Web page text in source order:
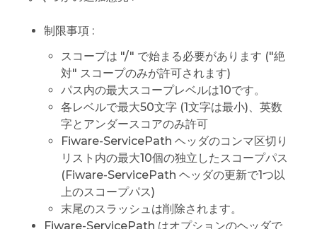
制限事項 :
スコープは "/" で始まる必要があります ("絶
対" スコープのみが許可されます)
パス内の最大スコープレベルは10です。
各レベルで最大50文字 (1文字は最小)、英数
字とアンダースコアのみ許可
Fiware-ServicePath ヘッダのコンマ区切り
リスト内の最大10個の独立したスコープパス
(Fiware-ServicePath ヘッダの更新で1つ以
上のスコープパス)
末尾のスラッシュは削除されます。
Fiware-ServicePath はオプションのヘッダで